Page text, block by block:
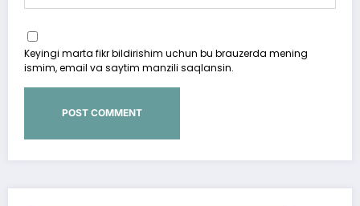
Keyingi marta fikr bildirishim uchun bu brauzerda mening
ismim, email va saytim manzili saqlansin.